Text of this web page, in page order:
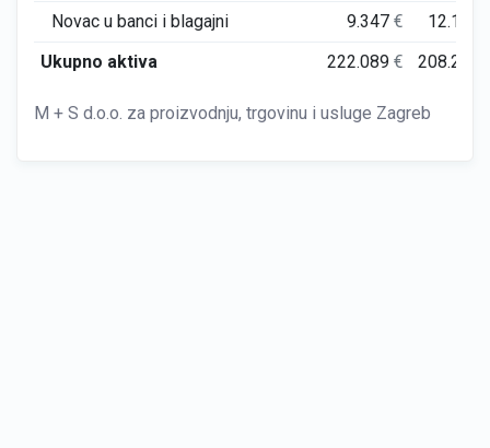
Novac u banci i blagajni
9.347€ 12.184
Ukupno aktiva
222.089€ 208.231
M + S d.o.o. za proizvodnju, trgovinu i usluge Zagreb